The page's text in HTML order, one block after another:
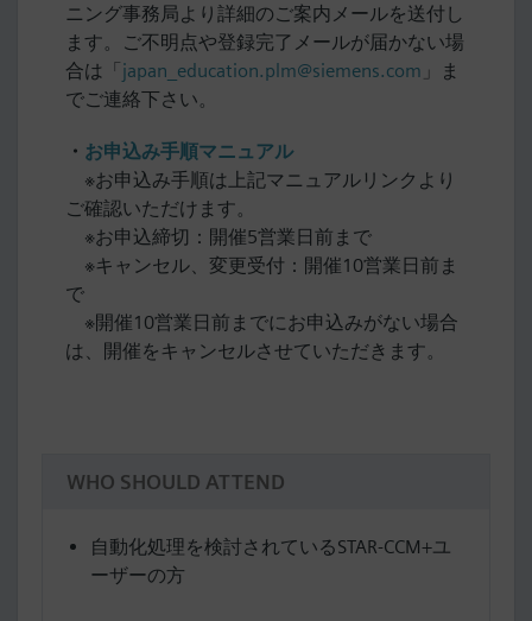
ニング事務局より詳細のご案内メールを送付し
ます。ご不明点や登録完了メールが届かない場
合は「japan_education.plm@siemens.com 」ま
でご連絡下さい。
・ お申込み手順マニュアル
※お申込み手順は上記マニュアルリンクより
ご確認いただけます。
※お申込締切：開催5営業日前まで
※キャンセル、変更受付：開催10営業日前ま
で
※開催10営業日前までにお申込みがない場合
は、開催をキャンセルさせていただきます。
WHO SHOULD ATTEND
自動化処理を検討されているSTAR-CCM+ユ
ーザーの方